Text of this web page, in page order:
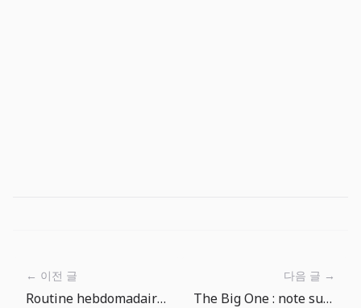
← 이전 글
Routine hebdomadaire pour l’Encyclopédie des Poissons de The Big One
다음 글 →
The Big One : note sur les captures de boutique localisées